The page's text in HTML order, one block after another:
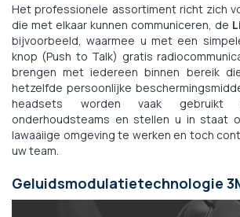
Het professionele assortiment richt zich
die met elkaar kunnen communiceren, de
bijvoorbeeld, waarmee u met een
knop (Push to Talk) gratis
brengen met iedereen binnen bereik
hetzelfde persoonlijke
headsets worden vaak gebruikt
onderhoudsteams en stellen u in staat
lawaaiige omgeving te werken en toch
uw team.
Geluidsmodulatietechnologie